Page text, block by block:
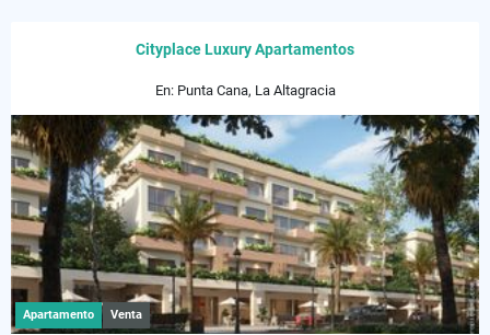
Cityplace Luxury Apartamentos
En: Punta Cana, La Altagracia
Apartamento Venta